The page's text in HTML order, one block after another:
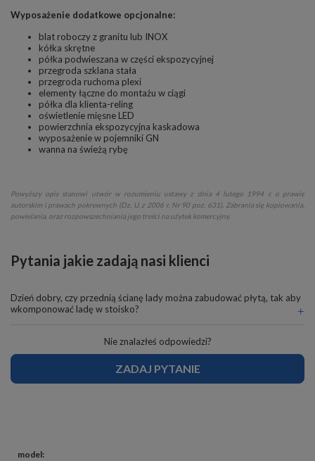
Wyposażenie dodatkowe opcjonalne:
blat roboczy z granitu lub INOX
kółka skrętne
półka podwieszana w części ekspozycyjnej
przegroda szklana stała
przegroda ruchoma plexi
elementy łączne do montażu w ciągi
półka dla klienta-reling
oświetlenie mięsne LED
powierzchnia ekspozycyjna kaskadowa
wyposażenie w pojemniki GN
wanna na świeżą rybę
Powyższy opis stanowi utwór w rozumieniu ustawy z dnia 4 lutego 1994 r. o prawie
autorskim i prawach pokrewnych (Dz. U. z 2006 r. Nr 90 poz. 631). Zabrania się kopiowania,
powielania, oraz rozpowszechniania jego treści na użytek komercyjny.
Pytania jakie zadają nasi klienci
Dzień dobry, czy przednią ścianę lady można zabudować płytą, tak aby
wkomponować ladę w stoisko?
Nie znalazłeś odpowiedzi?
ZADAJ PYTANIE
model: